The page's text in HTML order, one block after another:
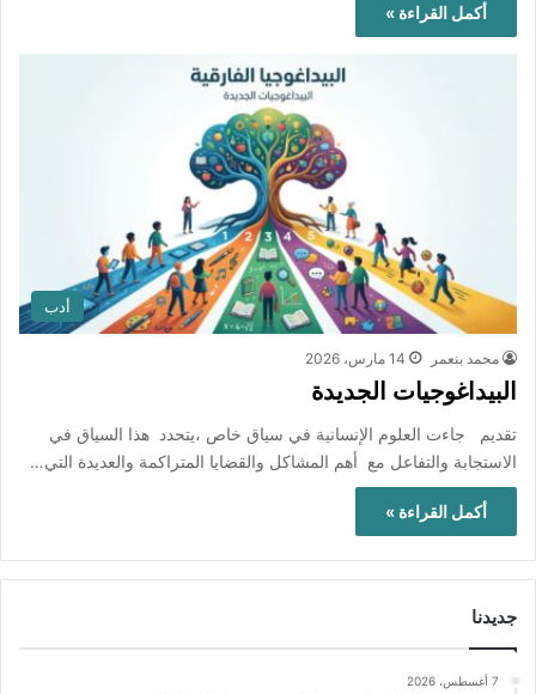
أكمل القراءة »
أدب
محمد بنعمر 14 مارس، 2026
البيداغوجيات الجديدة
تقديم جاءت العلوم الإنسانية في سياق خاص ،يتحدد هذا السياق في
الاستجابة والتفاعل مع أهم المشاكل والقضايا المتراكمة والعديدة التي…
أكمل القراءة »
جديدنا
7 أغسطس، 2026